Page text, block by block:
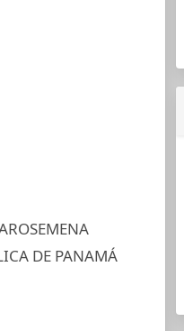
DE PANAMÁ